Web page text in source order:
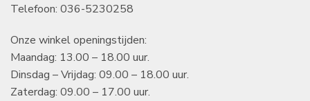
Telefoon: 036-5230258
Onze winkel openingstijden:
Maandag: 13.00 – 18.00 uur.
Dinsdag – Vrijdag: 09.00 – 18.00 uur.
Zaterdag: 09.00 – 17.00 uur.